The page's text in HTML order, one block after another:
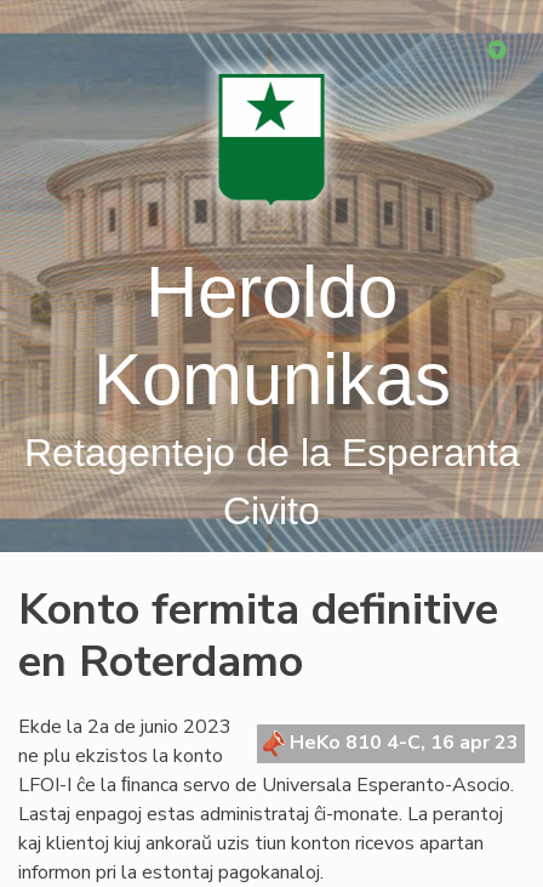
Skip
Heroldo
Komunikas
Retagentejo de la Esperanta
Civito
Konto fermita definitive
en Roterdamo
HeKo 810 4-C, 16 apr 23
Ekde la 2a de junio 2023
ne plu ekzistos la konto
LFOI-I ĉe la ﬁnanca servo de Universala Esperanto-Asocio.
Lastaj enpagoj estas administrataj ĉi-monate. La perantoj
kaj klientoj kiuj ankoraŭ uzis tiun konton ricevos apartan
informon pri la estontaj pagokanaloj.